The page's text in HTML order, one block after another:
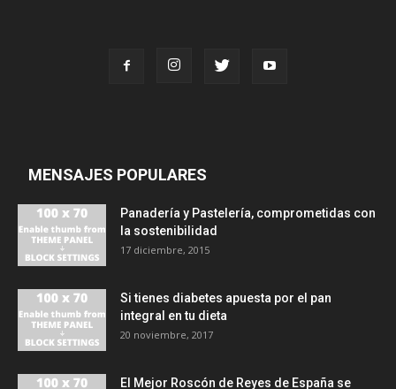
MENSAJES POPULARES
Panadería y Pastelería, comprometidas con
la sostenibilidad
17 diciembre, 2015
Si tienes diabetes apuesta por el pan
integral en tu dieta
20 noviembre, 2017
El Mejor Roscón de Reyes de España se